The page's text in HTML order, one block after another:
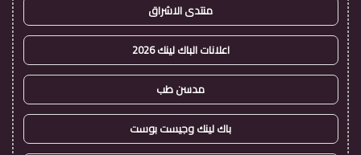
منتدى الاشراق
اعلانات الباك لينك 2026
مدسن طب
باك لينك وجيست بوست